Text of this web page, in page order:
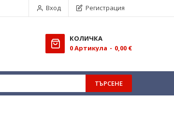
Вход Регистрация
КОЛИЧКА
0Aртикула 0,00 €
ТЪРСЕНЕ